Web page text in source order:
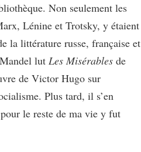
Non seulement les
Lénine et Trotsky, y étaient
la littérature russe, française et
lut Les Misérables de
de Victor Hugo sur
Plus tard, il s’en
le reste de ma vie y fut